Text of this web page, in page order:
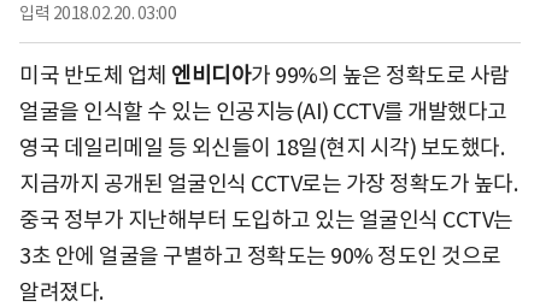
입력 2018.02.20. 03:00
미국 반도체 업체 엔비디아가 99%의 높은 정확도로 사람
얼굴을 인식할 수 있는 인공지능(AI) CCTV를 개발했다고
영국 데일리메일 등 외신들이 18일(현지 시각) 보도했다.
지금까지 공개된 얼굴인식 CCTV로는 가장 정확도가 높다.
중국 정부가 지난해부터 도입하고 있는 얼굴인식 CCTV는
3초 안에 얼굴을 구별하고 정확도는 90% 정도인 것으로
알려졌다.